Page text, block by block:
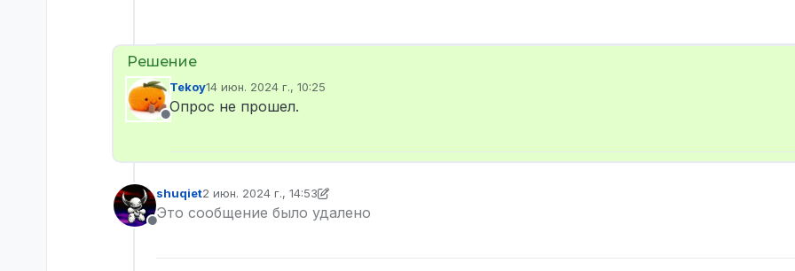
Не в сети
Tekoy14 июн. 2024 г., 10:25
отредактировано
Опрос не прошел.
Не в сети
shuqiet2 июн. 2024 г., 14:53
отредактировано shuqiet
Это сообщение было удалено